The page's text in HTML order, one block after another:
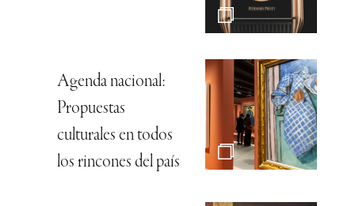
Agenda nacional:
Propuestas
culturales en todos
los rincones del país